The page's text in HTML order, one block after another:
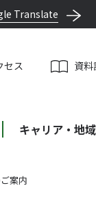
Translate
セス 資料
キャリア・地
案内